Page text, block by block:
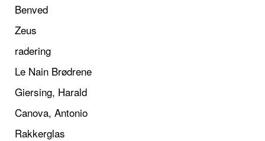
Benved
Zeus
radering
Le Nain Brødrene
Giersing, Harald
Canova, Antonio
Rakkerglas